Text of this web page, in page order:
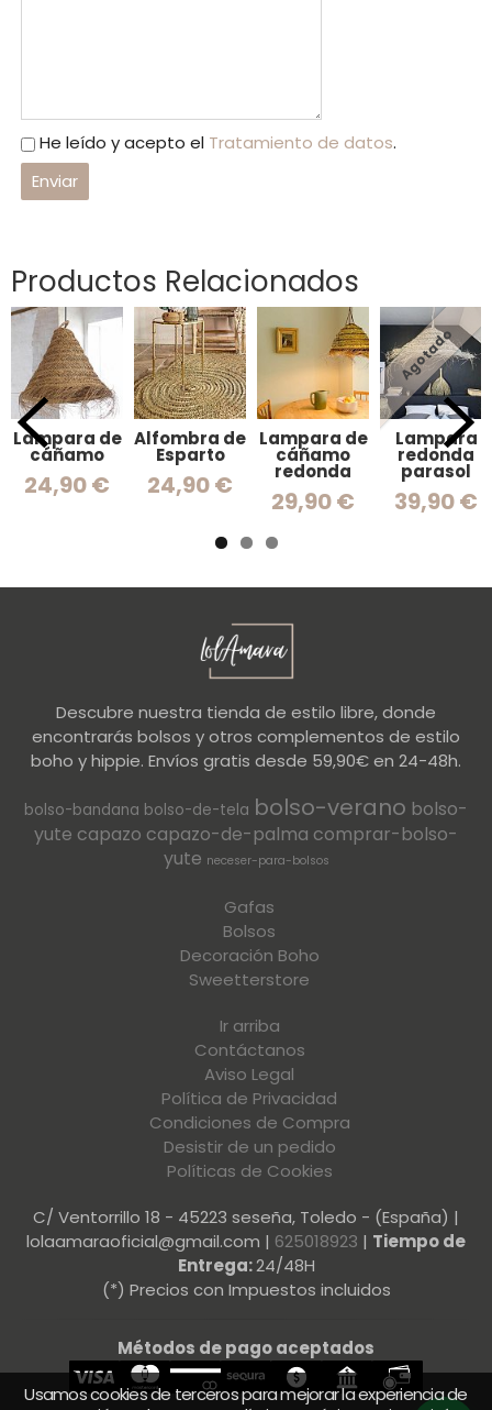
He leído y acepto el Tratamiento de datos.
Productos Relacionados
Lampara de
cáñamo
24,90 €
Alfombra de
Esparto
24,90 €
Lampara de
cáñamo
redonda
29,90 €
Agotado
Lampara
redonda
parasol
39,90 €
Descubre nuestra tienda de estilo libre, donde
encontrarás bolsos y otros complementos de estilo
boho y hippie. Envíos gratis desde 59,90€ en 24-48h.
bolso-bandana bolso-de-tela bolso-verano bolso-
yute capazo capazo-de-palma comprar-bolso-
yute neceser-para-bolsos
Gafas
Bolsos
Decoración Boho
Sweetterstore
Ir arriba
Contáctanos
Aviso Legal
Política de Privacidad
Condiciones de Compra
Desistir de un pedido
Políticas de Cookies
C/ Ventorrillo 18 - 45223 seseña, Toledo - (España) |
lolaamaraoficial@gmail.com | 625018923 | Tiempo de
Entrega:24/48H
(*) Precios con Impuestos incluidos
Métodos de pago aceptados
Usamos cookies de terceros para mejorar la experiencia de